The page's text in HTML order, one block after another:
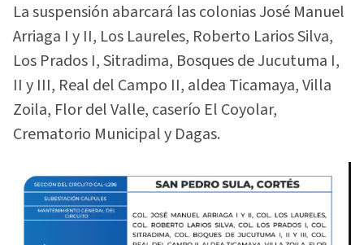
La suspensión abarcará las colonias José Manuel
Arriaga I y II, Los Laureles, Roberto Larios Silva,
Los Prados I, Sitradima, Bosques de Jucutuma I,
II y III, Real del Campo II, aldea Ticamaya, Villa
Zoila, Flor del Valle, caserío El Coyolar,
Crematorio Municipal y Dagas.